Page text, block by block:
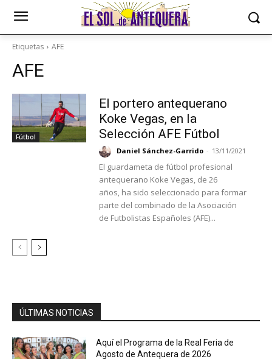
Etiquetas AFE
AFE
Fútbol
El portero antequerano
Koke Vegas, en la
Selección AFE Fútbol
Daniel Sánchez-Garrido - 13/11/2021
El guardameta de fútbol profesional
antequerano Koke Vegas, de 26
años, ha sido seleccionado para formar
parte del combinado de la Asociación
de Futbolistas Españoles (AFE)...
ÚLTIMAS NOTICIAS
Aquí el Programa de la Real Feria de
Agosto de Antequera de 2026